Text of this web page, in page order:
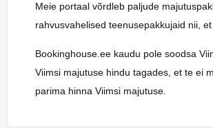
Meie portaal võrdleb paljude
rahvusvahelised teenusepakkujaid nii,
Bookinghouse.ee kaudu pole soodsa
Viimsi majutuse hindu tagades, et te ei
parima hinna Viimsi majutuse.